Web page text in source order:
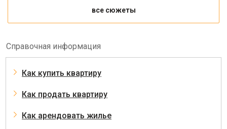
все сюжеты
Справочная информация
Как купить квартиру
Как продать квартиру
Как арендовать жилье